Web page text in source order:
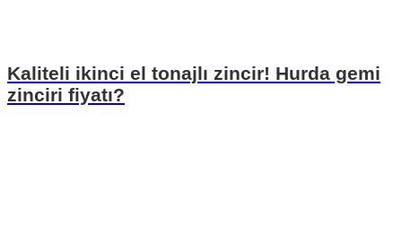
Kaliteli ikinci el tonajlı zincir! Hurda gemi
zinciri fiyatı?